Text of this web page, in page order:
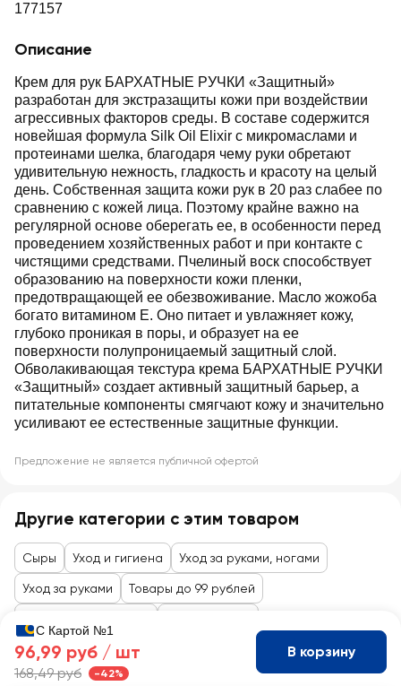
177157
Описание
Крем для рук БАРХАТНЫЕ РУЧКИ «Защитный»
разработан для экстразащиты кожи при воздействии
агрессивных факторов среды. В составе содержится
новейшая формула Silk Oil Elixir с микромаслами и
протеинами шелка, благодаря чему руки обретают
удивительную нежность, гладкость и красоту на целый
день. Собственная защита кожи рук в 20 раз слабее по
сравнению с кожей лица. Поэтому крайне важно на
регулярной основе оберегать ее, в особенности перед
проведением хозяйственных работ и при контакте с
чистящими средствами. Пчелиный воск способствует
образованию на поверхности кожи пленки,
предотвращающей ее обезвоживание. Масло жожоба
богато витамином Е. Оно питает и увлажняет кожу,
глубоко проникая в поры, и образует на ее
поверхности полупроницаемый защитный слой.
Обволакивающая текстура крема БАРХАТНЫЕ РУЧКИ
«Защитный» создает активный защитный барьер, а
питательные компоненты смягчают кожу и значительно
усиливают ее естественные защитные функции.
Предложение не является публичной офертой
Другие категории с этим товаром
Сыры Уход и гигиена Уход за руками, ногами
Уход за руками Товары до 99 рублей
С Картой №1
96,99 руб / шт
168,49 руб -42%
В корзину